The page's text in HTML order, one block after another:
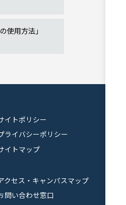
使用方法」
イトポリシー
ライバシーポリシー
イトマップ
クセス・キャンパスマップ
問い合わせ窓口